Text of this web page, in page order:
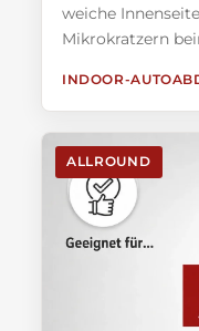
weiche
Mikrokratzern
INDOOR-
ALLROUND